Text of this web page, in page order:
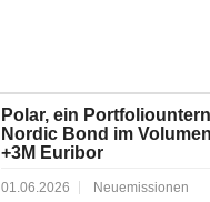
Polar, ein
Nordic Bond im
+3M Euribor
01.06.2026 Neuemissionen